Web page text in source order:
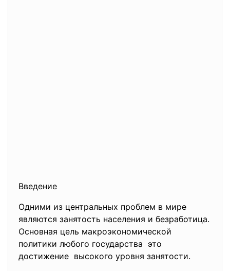
Введение
Одними из центральных проблем в мире
являются занятость населения и безработица.
Основная цель макроэкономической
политики любого государства это
достижение высокого уровня занятости.